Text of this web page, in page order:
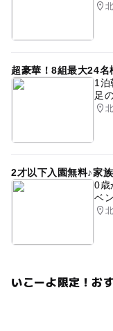
超豪華！8組最大24
1泊
足
2才以下入園無料♪家
0歳
ベ
いこーよ限定！お